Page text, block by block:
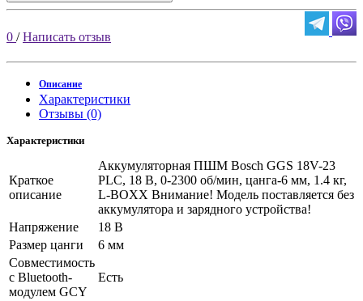
0 /Написать отзыв
Описание
Характеристики
Отзывы (0)
Характеристики
Краткое
описание
Аккумуляторная ПШМ Bosch GGS 18V-23
PLC, 18 В, 0-2300 об/мин, цанга-6 мм, 1.4 кг,
L-BOXX Внимание! Модель поставляется без
аккумулятора и зарядного устройства!
Напряжение
18 В
Размер цанги
6 мм
Совместимость
с Bluetooth-
модулем GCY
Есть